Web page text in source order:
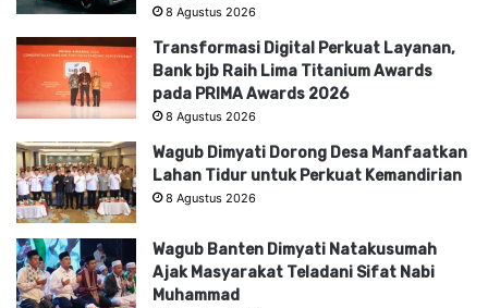
8 Agustus 2026
Transformasi Digital Perkuat Layanan,
Bank bjb Raih Lima Titanium Awards
pada PRIMA Awards 2026
8 Agustus 2026
Wagub Dimyati Dorong Desa Manfaatkan
Lahan Tidur untuk Perkuat Kemandirian
8 Agustus 2026
Wagub Banten Dimyati Natakusumah
Ajak Masyarakat Teladani Sifat Nabi
Muhammad